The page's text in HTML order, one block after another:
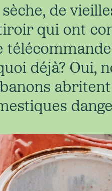
de
qui ont
déjà? Oui,
abritent